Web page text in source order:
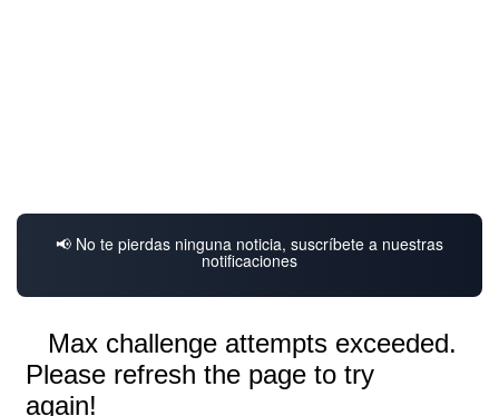
📢 No te pierdas ninguna noticia, suscríbete a nuestras
notificaciones